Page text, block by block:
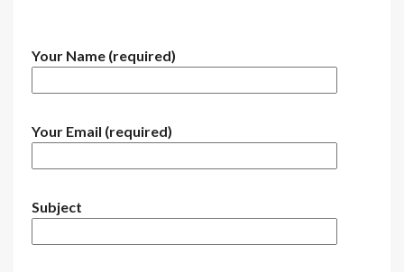
Your Name (required)
Your Email (required)
Subject